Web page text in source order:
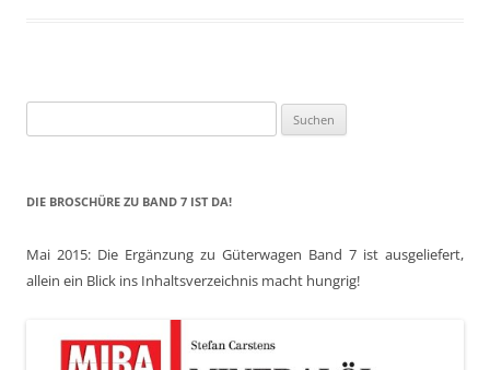
nach:
DIE BROSCHÜRE ZU BAND 7 IST DA!
Mai 2015: Die Ergänzung zu Güterwagen Band 7 ist ausgeliefert,
allein ein Blick ins Inhaltsverzeichnis macht hungrig!